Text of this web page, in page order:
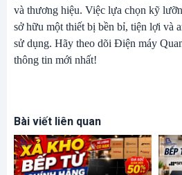
và thương hiệu. Việc lựa chọn kỹ
sở hữu một thiết bị bền bỉ, tiện lợi và
sử dụng. Hãy theo dõi Điện máy
thông tin mới nhất!
Bài viết liên quan